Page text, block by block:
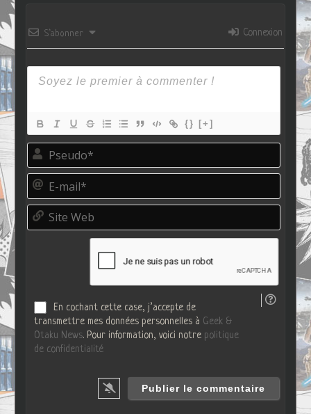
S’abonner Connexion
{} [+]
P
e
d
o
E
m
i
S
t
En cochant cette case, j’accepte de
transmettre mes données personnelles à Geek &
Otaku News. Pour information, voici notre politique
de confidentialité